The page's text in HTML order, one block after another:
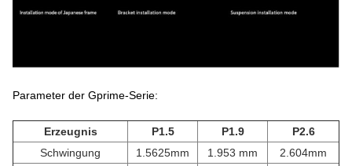
Parameter der Gprime-Serie:
Erzeugnis P1.5 P1.9
P2.6
Schwingung
1.5625mm 1.953 mm
2.604mm